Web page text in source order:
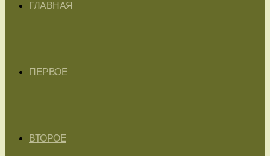
ГЛАВНАЯ
ПЕРВОЕ
ВТОРОЕ